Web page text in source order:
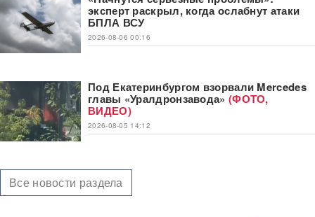
эксперт раскрыл, когда ослабнут атаки
БПЛА ВСУ
2026-08-06 00:16
Под Екатеринбургом взорвали Mercedes
главы «Уралдронзавода» (ФОТО,
ВИДЕО)
2026-08-05 14:12
Все новости раздела